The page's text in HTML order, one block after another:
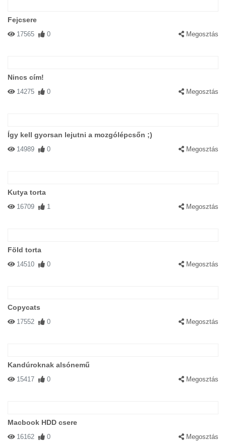
Fejcsere
17565 0 Megosztás
Nincs cím!
14275 0 Megosztás
Így kell gyorsan lejutni a mozgólépcsőn ;)
14989 0 Megosztás
Kutya torta
16709 1 Megosztás
Föld torta
14510 0 Megosztás
Copycats
17552 0 Megosztás
Kandúroknak alsónemű
15417 0 Megosztás
Macbook HDD csere
16162 0 Megosztás